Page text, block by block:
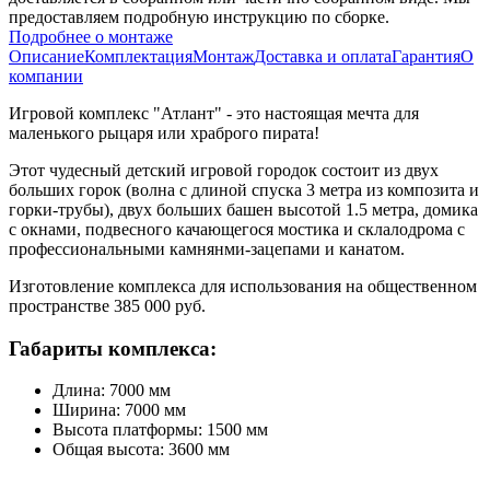
предоставляем подробную инструкцию по сборке.
Подробнее о монтаже
ОписаниеКомплектацияМонтажДоставка и оплатаГарантияО
компании
Игровой комплекс "Атлант" - это настоящая мечта для
маленького рыцаря или храброго пирата!
Этот чудесный детский игровой городок состоит из двух
больших горок (волна с длиной спуска 3 метра из композита и
горки-трубы), двух больших башен высотой 1.5 метра, домика
с окнами, подвесного качающегося мостика и склалодрома с
профессиональными камнянми-зацепами и канатом.
Изготовление комплекса для использования на общественном
пространстве 385 000 руб.
Габариты комплекса:
Длина: 7000 мм
Ширина: 7000 мм
Высота платформы: 1500 мм
Общая высота: 3600 мм